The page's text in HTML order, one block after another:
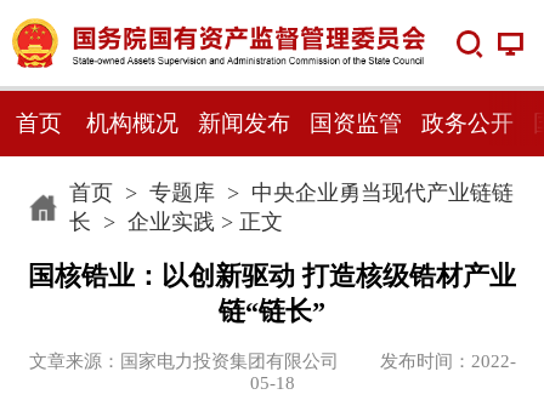
首页 机构概况 新闻发布 国资监管 政务公开
首页> 专题库> 中央企业勇当现代产业链链
长 > 企业实践 > 正文
国核锆业：以创新驱动 打造核级锆材产业
链“链长”
文章来源：国家电力投资集团有限公司 发布时间：2022-
05-18